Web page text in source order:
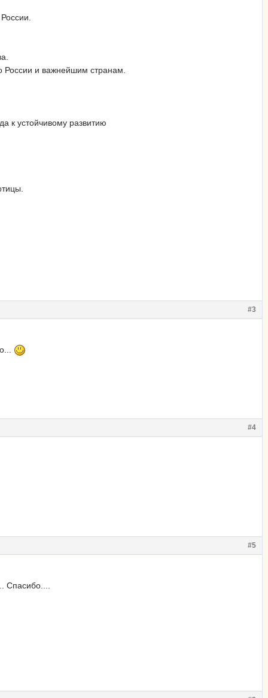
России и важнейшим странам.
к устойчивому развитию
#3
#4
#5
Спасибо....